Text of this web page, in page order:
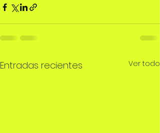
Entradas recientes Ver todo